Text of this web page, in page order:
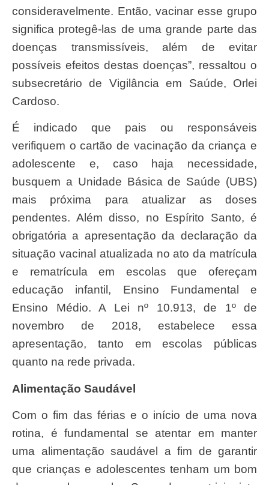
consideravelmente. Então, vacinar esse grupo
significa protegê-las de uma grande parte das
doenças transmissíveis, além de evitar
possíveis efeitos destas doenças”, ressaltou o
subsecretário de Vigilância em Saúde, Orlei
Cardoso.
É indicado que pais ou responsáveis
verifiquem o cartão de vacinação da criança e
adolescente e, caso haja necessidade,
busquem a Unidade Básica de Saúde (UBS)
mais próxima para atualizar as doses
pendentes. Além disso, no Espírito Santo, é
obrigatória a apresentação da declaração da
situação vacinal atualizada no ato da matrícula
e rematrícula em escolas que ofereçam
educação infantil, Ensino Fundamental e
Ensino Médio. A Lei nº 10.913, de 1º de
novembro de 2018, estabelece essa
apresentação, tanto em escolas públicas
quanto na rede privada.
Alimentação Saudável
Com o fim das férias e o início de uma nova
rotina, é fundamental se atentar em manter
uma alimentação saudável a fim de garantir
que crianças e adolescentes tenham um bom